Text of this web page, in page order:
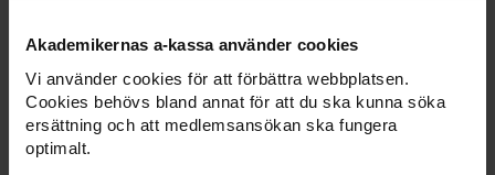
Akademikernas a-kassa använder cookies
Vi använder cookies för att förbättra webbplatsen.
Cookies behövs bland annat för att du ska kunna söka
ersättning och att medlemsansökan ska fungera
optimalt.
När man kommer överens om villkoren för hur och varför
anställningen ska avslutas ska följande gälla för att den
uppsagde inte ska bli avstängd från a-kassan: